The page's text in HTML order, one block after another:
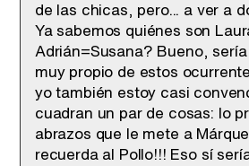
de las chicas, pero... a ver a
Ya sabemos quiénes son
Adrián=Susana? Bueno,
muy propio de estos
yo también estoy casi
cuadran un par de cosas: lo
abrazos que le mete a
recuerda al Pollo!!! Eso sí